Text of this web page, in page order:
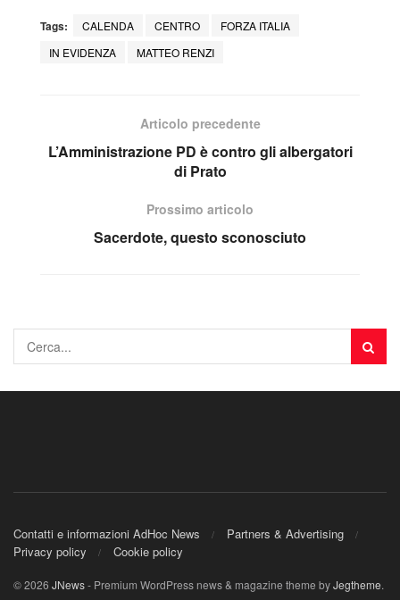
Tags: CALENDA CENTRO
FORZA ITALIA
IN EVIDENZA
MATTEO RENZI
Articolo precedente
L’Amministrazione PD è contro gli albergatori
di Prato
Prossimo articolo
Sacerdote, questo sconosciuto
Contatti e informazioni AdHoc News
Partners & Advertising
Privacy policy
Cookie policy
© 2026 JNews- Premium WordPress news & magazine theme byJegtheme.